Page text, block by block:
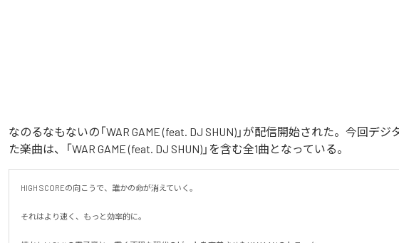
なのるなもないの「WAR GAME (feat. DJ SHUN)」が配信開始された。今回デジ
た楽曲は、「WAR GAME (feat. DJ SHUN)」を含む全1曲となっている。
HIGH SCOREの向こうで、誰かの命が消えていく。
それはより速く、もっと効率的に。